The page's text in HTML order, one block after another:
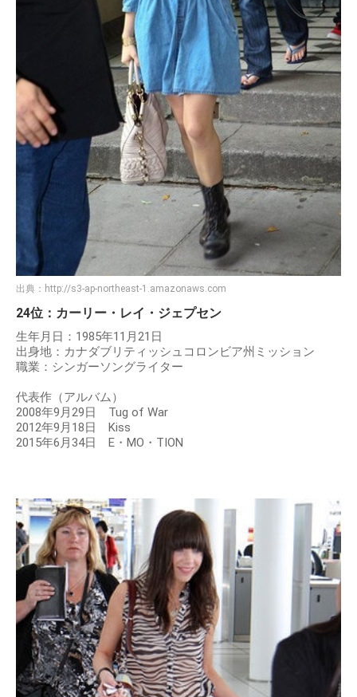
出典： http://s3-ap-northeast-1.amazonaws.com
24位：カーリー・レイ・ジェプセン
生年月日：1985年11月21日
出身地：カナダブリティッシュコロンビア州ミッション
職業：シンガーソングライター
代表作（アルバム）
2008年9月29日 Tug of War
2012年9月18日 Kiss
2015年6月34日 E・MO・TION